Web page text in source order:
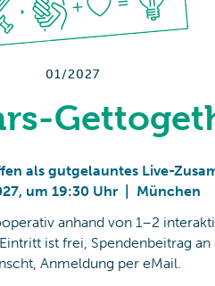
01/2027
als gutgelauntes Live-
, um 19:30 Uhr
München
anhand von 1–2
ist frei, Spendenbeitrag
Anmeldung per eMail.